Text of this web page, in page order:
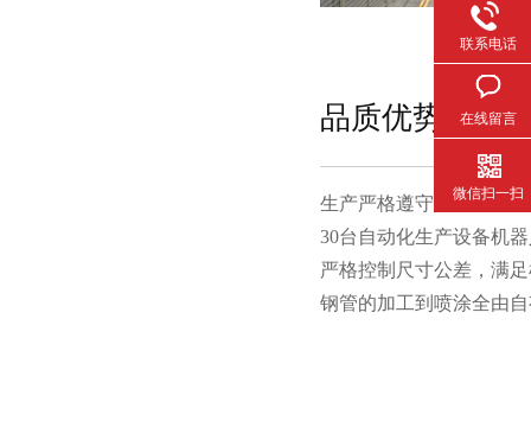
品质优势
生产严格遵守
30台自动化生产设备机器人
严格控制尺寸公差，满足
钢管的加工到喷涂全由自
联系电话
在线留言
微信扫一扫